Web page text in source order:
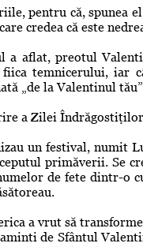
pentru că, spunea
credea că este
a aflat, preotul
temnicerului, iar
„de la Valentinul
a Zilei
un festival, numit
primăverii. Se
de fete dintr-o
a vrut să
de Sfântul